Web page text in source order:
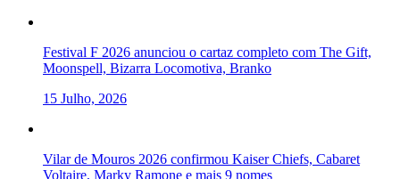
Festival F 2026 anunciou o cartaz completo com The Gift,
Moonspell, Bizarra Locomotiva, Branko
15 Julho, 2026
Vilar de Mouros 2026 confirmou Kaiser Chiefs, Cabaret
Voltaire, Marky Ramone e mais 9 nomes